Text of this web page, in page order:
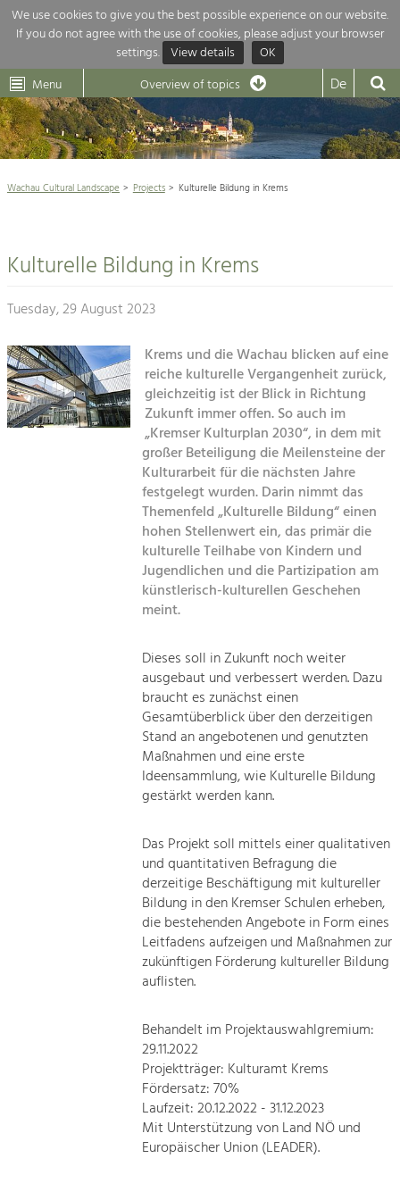
We use cookies to give you the best possible experience on our website.
If you do not agree with the use of cookies, please adjust your browser
settings. View details OK
Dunkelsteinerwald
Wachau
Cultural
Landscape
Dunkelsteinerwald Klima
Menu Overview of topics De
News
Wachau Cultural Landscape 
Rückblick 25 Jahre Jubiläum
Architecture
Agriculture & Tourism
Projects
Kirchen am Fluss
Overview of topics
Development within our region is extremely diverse. Which is why we
provide you with an overview of our main topics here. For more
information, simply click on the topic to see all projects in this context.
Maintenance, Regulation and Further
Building Culture
Agriculture & Forestry
Managing and Caring for the Cultural
Landscape.
Offer Development and Positioning
Art & Culture
Crafts, Science and Research.
Social Affairs, Education
Equality, Youth and Integration.
Mobility & Energy
Climate Change, Public Transport and
Renewable Energy.
Increase in Regional Value Added.
Wachau Cultural Landscape Projects Kulturelle Bildung in Krems
Kulturelle Bildung in Krems
Tuesday, 29 August 2023
Krems und die Wachau blicken auf eine
reiche kulturelle Vergangenheit zurück,
gleichzeitig ist der Blick in Richtung
Zukunft immer offen. So auch im
„Kremser Kulturplan 2030“, in dem mit
großer Beteiligung die Meilensteine der
Kulturarbeit für die nächsten Jahre
festgelegt wurden. Darin nimmt das
Themenfeld „Kulturelle Bildung“ einen
hohen Stellenwert ein, das primär die
kulturelle Teilhabe von Kindern und
Jugendlichen und die Partizipation am
künstlerisch-kulturellen Geschehen
meint.
Dieses soll in Zukunft noch weiter
ausgebaut und verbessert werden. Dazu
braucht es zunächst einen
Gesamtüberblick über den derzeitigen
Stand an angebotenen und genutzten
Maßnahmen und eine erste
Ideensammlung, wie Kulturelle Bildung
gestärkt werden kann.
Das Projekt soll mittels einer qualitativen
und quantitativen Befragung die
derzeitige Beschäftigung mit kultureller
Bildung in den Kremser Schulen erheben,
die bestehenden Angebote in Form eines
Leitfadens aufzeigen und Maßnahmen zur
zukünftigen Förderung kultureller Bildung
auflisten.
Behandelt im Projektauswahlgremium:
29.11.2022
Projektträger: Kulturamt Krems
Fördersatz: 70%
Laufzeit: 20.12.2022 - 31.12.2023
Mit Unterstützung von Land NÖ und
Europäischer Union (LEADER).